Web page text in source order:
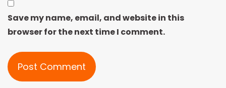
Save my name, email, and website in this
browser for the next time I comment.